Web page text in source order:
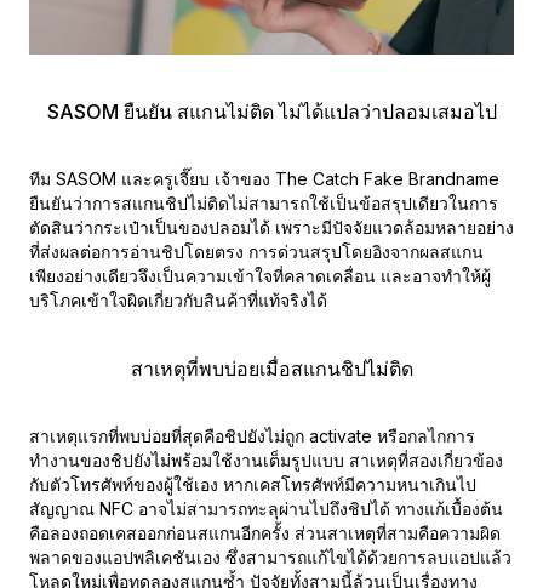
SASOM ยืนยัน สแกนไม่ติด ไม่ได้แปลว่าปลอมเสมอไป
ทีม SASOM และครูเจี๊ยบ เจ้าของ The Catch Fake Brandname
ยืนยันว่าการสแกนชิปไม่ติดไม่สามารถใช้เป็นข้อสรุปเดียวในการ
ตัดสินว่ากระเป๋าเป็นของปลอมได้ เพราะมีปัจจัยแวดล้อมหลายอย่าง
ที่ส่งผลต่อการอ่านชิปโดยตรง การด่วนสรุปโดยอิงจากผลสแกน
เพียงอย่างเดียวจึงเป็นความเข้าใจที่คลาดเคลื่อน และอาจทำให้ผู้
บริโภคเข้าใจผิดเกี่ยวกับสินค้าที่แท้จริงได้
สาเหตุที่พบบ่อยเมื่อสแกนชิปไม่ติด
สาเหตุแรกที่พบบ่อยที่สุดคือชิปยังไม่ถูก activate หรือกลไกการ
ทำงานของชิปยังไม่พร้อมใช้งานเต็มรูปแบบ สาเหตุที่สองเกี่ยวข้อง
กับตัวโทรศัพท์ของผู้ใช้เอง หากเคสโทรศัพท์มีความหนาเกินไป
สัญญาณ NFC อาจไม่สามารถทะลุผ่านไปถึงชิปได้ ทางแก้เบื้องต้น
คือลองถอดเคสออกก่อนสแกนอีกครั้ง ส่วนสาเหตุที่สามคือความผิด
พลาดของแอปพลิเคชันเอง ซึ่งสามารถแก้ไขได้ด้วยการลบแอปแล้ว
โหลดใหม่เพื่อทดลองสแกนซ้ำ ปัจจัยทั้งสามนี้ล้วนเป็นเรื่องทาง